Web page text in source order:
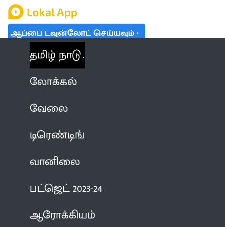
ஆப்பை டவுன்லோட் செய்யவும்
தமிழ் நாடு
லோக்கல்
வேலை
டிரெண்டிங்
வானிலை
பட்ஜெட் 2023-24
ஆரோக்கியம்